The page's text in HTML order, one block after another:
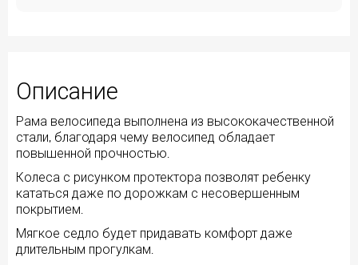
Описание
Рама велосипеда выполнена из высококачественной
стали, благодаря чему велосипед обладает
повышенной прочностью.
Колеса с рисунком протектора позволят ребенку
кататься даже по дорожкам с несовершенным
покрытием.
Мягкое седло будет придавать комфорт даже
длительным прогулкам.